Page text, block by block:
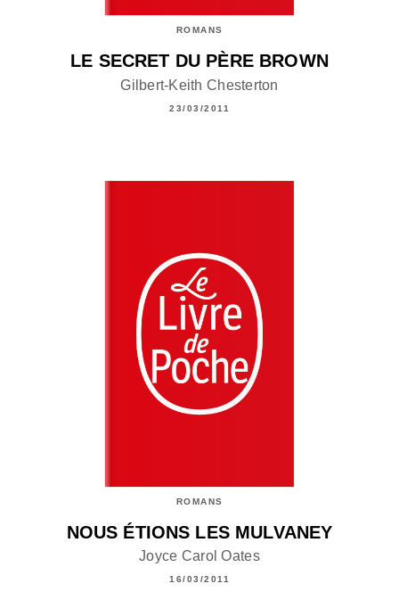
ROMANS
LE SECRET DU PÈRE BROWN
Gilbert-Keith Chesterton
23/03/2011
ROMANS
NOUS ÉTIONS LES MULVANEY
Joyce Carol Oates
16/03/2011